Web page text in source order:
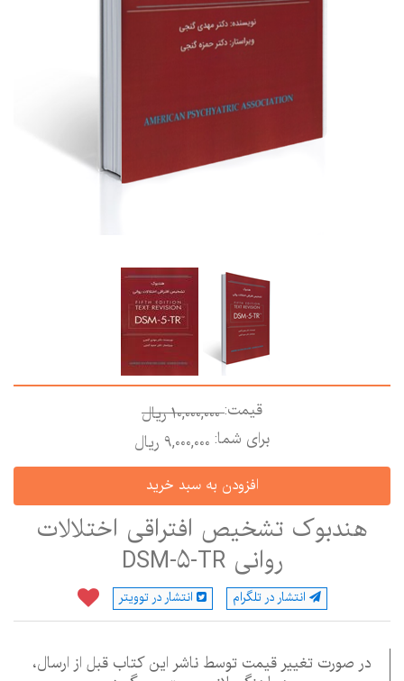
قیمت:10,000,000 ريال
برای شما:9,000,000 ريال
هندبوک تشخیص افتراقی اختلالات
روانی DSM-5-TR
انتشار در تلگرام انتشار در توویتر
در صورت تغییر قیمت توسط ناشر این کتاب قبل از ارسال،